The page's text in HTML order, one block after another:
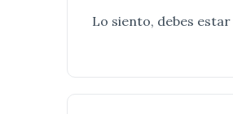
Lo siento, debes estar